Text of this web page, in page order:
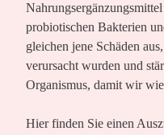
probiotischen Bakterien
gleichen jene Schäden
verursacht wurden und
Organismus, damit wir
Hier finden Sie einen